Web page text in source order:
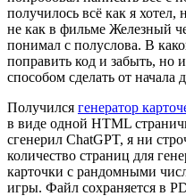
получилось всё как я хотел,
не как в фильме Железный
понимал с полуслова. В
поправить код и забыть, но
способом сделать от начала
Получился генератор
в виде одной HTML
сгенерил ChatGPT, я ни
количество страниц для
карточки с рандомными
игры. Файл сохраняется в